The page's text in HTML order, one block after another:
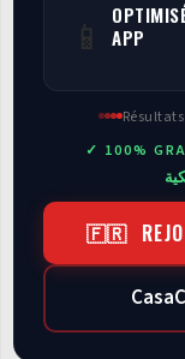
📱
APP
Résultats
✓ 100%
🇫🇷